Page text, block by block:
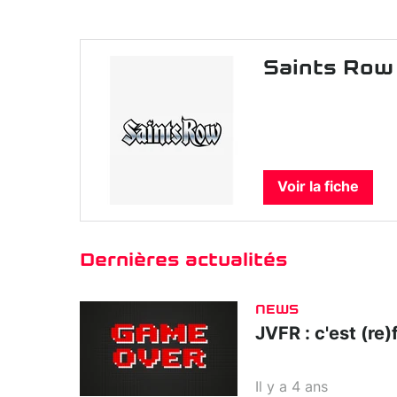
Saints Row
Voir la fiche
Dernières actualités
NEWS
JVFR : c'est
Il y a 4 ans